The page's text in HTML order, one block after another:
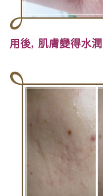
用後, 肌膚變得水潤